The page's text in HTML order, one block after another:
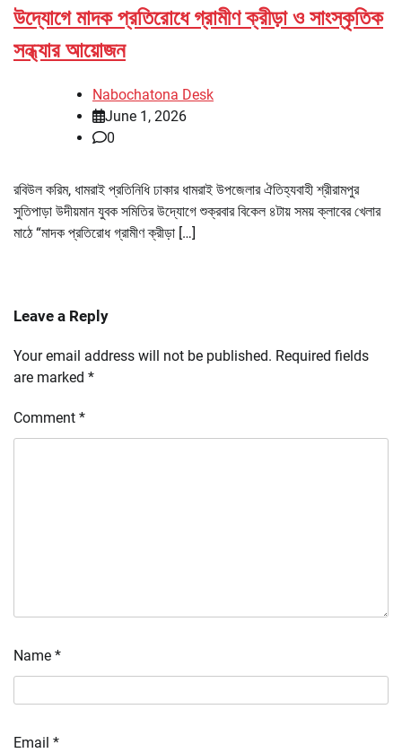
উদ্যোগে মাদক প্রতিরোধে গ্রামীণ ক্রীড়া ও সাংস্কৃতিক
সন্ধ্যার আয়োজন
Nabochatona Desk
June 1, 2026
0
রবিউল করিম, ধামরাই প্রতিনিধি ঢাকার ধামরাই উপজেলার ঐতিহ্যবাহী শ্রীরামপুর
সুতিপাড়া উদীয়মান যুবক সমিতির উদ্যোগে শুক্রবার বিকেল ৪টায় সময় ক্লাবের খেলার
মাঠে “মাদক প্রতিরোধ গ্রামীণ ক্রীড়া […]
Leave a Reply
Your email address will not be published. Required fields
are marked *
Comment *
Name *
Email *